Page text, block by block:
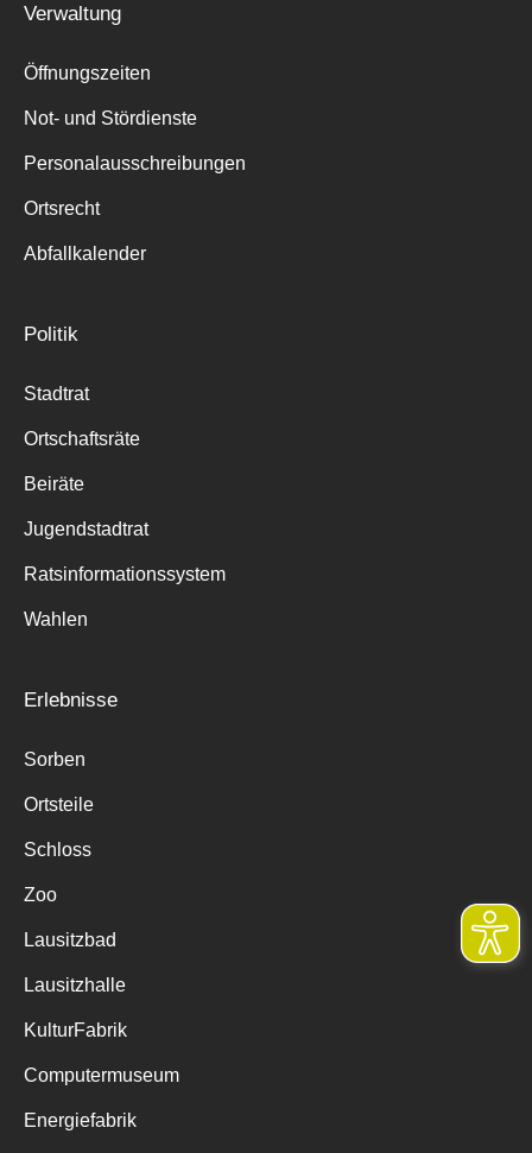
Verwaltung
Öffnungszeiten
Not- und Stördienste
Personalausschreibungen
Ortsrecht
Abfallkalender
Politik
Stadtrat
Ortschaftsräte
Beiräte
Jugendstadtrat
Ratsinformationssystem
Wahlen
Erlebnisse
Sorben
Ortsteile
Schloss
Zoo
Lausitzbad
Lausitzhalle
KulturFabrik
Computermuseum
Energiefabrik